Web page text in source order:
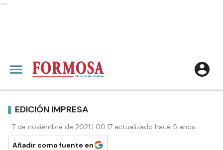
Ads
EDICIÓN IMPRESA
7 de noviembre de 2021 | 00:17 actualizado hace 5 años
Añadir como fuente en